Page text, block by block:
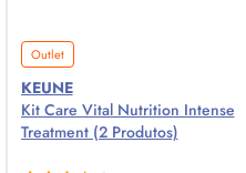
Outlet
KEUNE
Kit Care Vital Nutrition Intense
Treatment (2 Produtos)